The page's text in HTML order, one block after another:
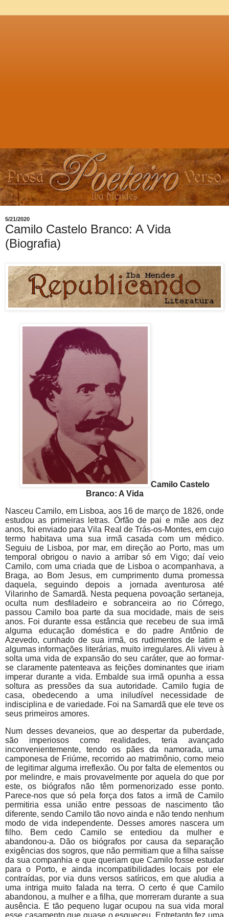
5/21/2020
Camilo Castelo Branco: A Vida
(Biografia)
Camilo Castelo
Branco: A Vida
Nasceu Camilo, em Lisboa, aos 16 de março de 1826, onde
estudou as primeiras letras. Órfão de pai e mãe aos dez
anos, foi enviado para Vila Real de Trás-os-Montes, em cujo
termo habitava uma sua irmã casada com um médico.
Seguiu de Lisboa, por mar, em direção ao Porto, mas um
temporal obrigou o navio a arribar só em Vigo; daí veio
Camilo, com uma criada que de Lisboa o acompanhava, a
Braga, ao Bom Jesus, em cumprimento duma promessa
daquela, seguindo depois a jornada aventurosa até
Vilarinho de Samardã. Nesta pequena povoação sertaneja,
oculta num desfiladeiro e sobranceira ao rio Córrego,
passou Camilo boa parte da sua mocidade, mais de seis
anos. Foi durante essa estância que recebeu de sua irmã
alguma educação doméstica e do padre Antônio de
Azevedo, cunhado de sua irmã, os rudimentos de latim e
algumas informações literárias, muito irregulares. Ali viveu à
solta uma vida de expansão do seu caráter, que ao formar-
se claramente patenteava as feições dominantes que iriam
imperar durante a vida. Embalde sua irmã opunha a essa
soltura as pressões da sua autoridade. Camilo fugia de
casa, obedecendo a uma iniludível necessidade de
indisciplina e de variedade. Foi na Samardã que ele teve os
seus primeiros amores.
Num desses devaneios, que ao despertar da puberdade,
são imperiosos como realidades, teria avançado
inconvenientemente, tendo os pães da namorada, uma
camponesa de Friúme, recorrido ao matrimônio, como meio
de legitimar alguma irreflexão. Ou por falta de elementos ou
por melindre, e mais provavelmente por aquela do que por
este, os biógrafos não têm pormenorizado esse ponto.
Parece-nos que só pela força dos fatos a irmã de Camilo
permitiria essa união entre pessoas de nascimento tão
diferente, sendo Camilo tão novo ainda e não tendo nenhum
modo de vida independente. Desses amores nascera um
filho. Bem cedo Camilo se entediou da mulher e
abandonou-a. Dão os biógrafos por causa da separação
exigências dos sogros, que não permitiam que a filha saísse
da sua companhia e que queriam que Camilo fosse estudar
para o Porto, e ainda incompatibilidades locais por ele
contraídas, por via duns versos satíricos, em que aludia a
uma intriga muito falada na terra. O certo é que Camilo
abandonou, a mulher e a filha, que morreram durante a sua
ausência. E tão pequeno lugar ocupou na sua vida moral